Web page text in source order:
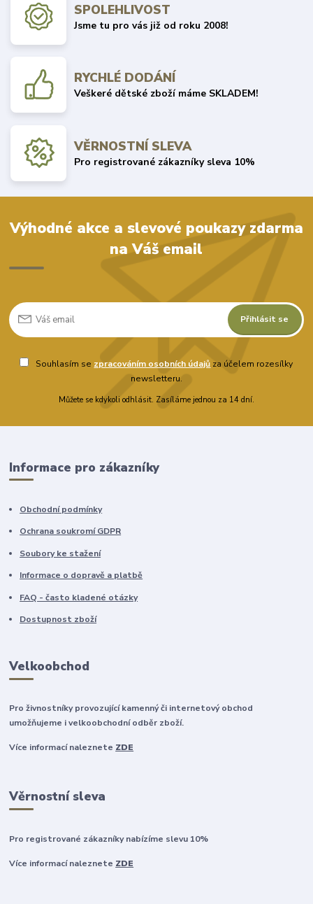
SPOLEHLIVOST
Jsme tu pro vás již od roku 2008!
RYCHLÉ DODÁNÍ
Veškeré dětské zboží máme SKLADEM!
VĚRNOSTNÍ SLEVA
Pro registrované zákazníky sleva 10%
Výhodné akce a slevové poukazy zdarma
na Váš email
Přihlásit se
Souhlasím se zpracováním osobních údajů za účelem rozesílky
newsletteru.
Můžete se kdykoli odhlásit. Zasíláme jednou za 14 dní.
Informace pro zákazníky
Obchodní podmínky
Ochrana soukromí GDPR
Soubory ke stažení
Informace o dopravě a platbě
FAQ - často kladené otázky
Dostupnost zboží
Velkoobchod
Pro živnostníky provozující kamenný či internetový obchod
umožňujeme i velkoobchodní odběr zboží.
Více informací naleznete ZDE
Věrnostní sleva
Pro registrované zákazníky nabízíme slevu 10%
Více informací naleznete ZDE